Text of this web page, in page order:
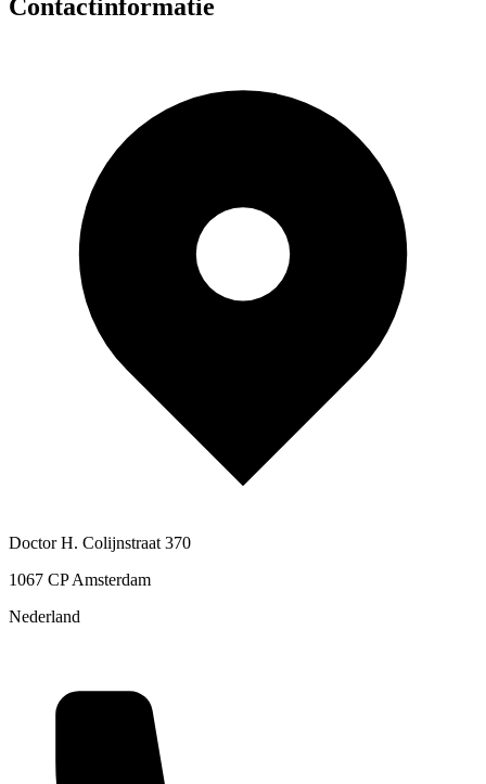
Contactinformatie
Doctor H. Colijnstraat 370
1067 CP Amsterdam
Nederland